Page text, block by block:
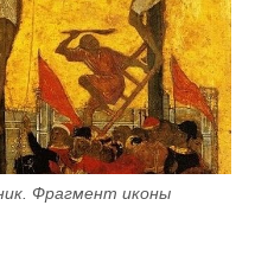
Фрагмент иконы